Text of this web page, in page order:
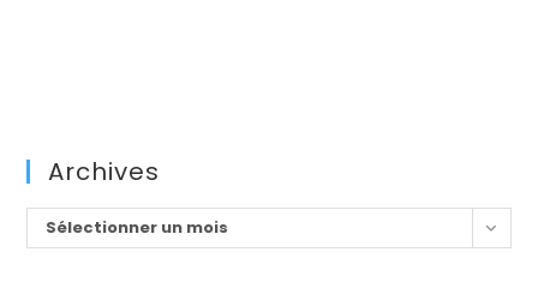
Archives
Archives
Sélectionner un mois